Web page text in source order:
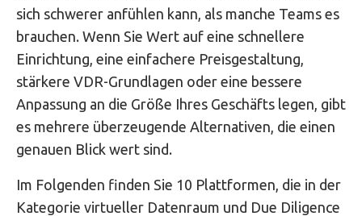
sich schwerer anfühlen kann, als manche Teams es
brauchen. Wenn Sie Wert auf eine schnellere
Einrichtung, eine einfachere Preisgestaltung,
stärkere VDR-Grundlagen oder eine bessere
Anpassung an die Größe Ihres Geschäfts legen, gibt
es mehrere überzeugende Alternativen, die einen
genauen Blick wert sind.
Im Folgenden finden Sie 10 Plattformen, die in der
Kategorie virtueller Datenraum und Due Diligence